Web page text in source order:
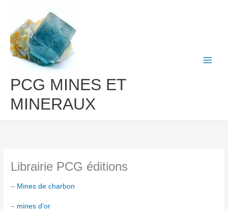
contenu
PCG MINES ET
MINERAUX
Librairie PCG éditions
– Mines de charbon
– mines d’or